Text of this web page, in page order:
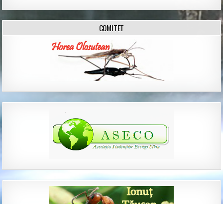
COMITET